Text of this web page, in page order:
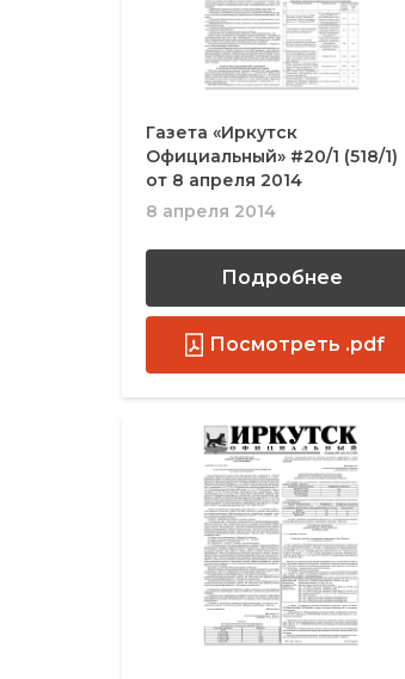
Газета «Иркутск
Официальный» #20/1 (518/1)
от 8 апреля 2014
8 апреля 2014
Подробнее
Посмотреть .pdf